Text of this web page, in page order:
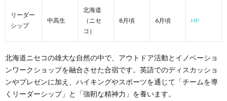
リーダー
シップ
中高生
北海道
（ニセ
コ）
8月頃 6月頃 HP
北海道ニセコの雄大な自然の中で、アウトドア活動とイノベーショ
ンワークショップを融合させた合宿です。英語でのディスカッショ
ンやプレゼンに加え、ハイキングやスポーツを通じて「チームを導
くリーダーシップ」と「強靭な精神力」を養います。